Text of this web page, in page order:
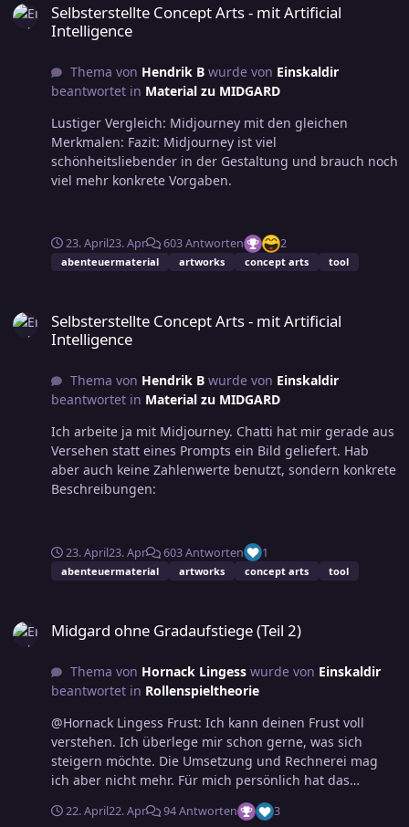
Selbsterstellte Concept Arts - mit Artificial
Intelligence
Thema von Hendrik Bwurde von Einskaldir
beantwortet in Material zu MIDGARD
Lustiger Vergleich: Midjourney mit den gleichen
Merkmalen: Fazit: Midjourney ist viel
schönheitsliebender in der Gestaltung und brauch noch
viel mehr konkrete Vorgaben.
23. April23. Apr 603 Antworten 2
abenteuermaterial artworks concept arts tool
Selbsterstellte Concept Arts - mit Artificial
Intelligence
Thema von Hendrik Bwurde von Einskaldir
beantwortet in Material zu MIDGARD
Ich arbeite ja mit Midjourney. Chatti hat mir gerade aus
Versehen statt eines Prompts ein Bild geliefert. Hab
aber auch keine Zahlenwerte benutzt, sondern konkrete
Beschreibungen:
23. April23. Apr 603 Antworten 1
abenteuermaterial artworks concept arts tool
Midgard ohne Gradaufstiege (Teil 2)
Thema von Hornack Lingesswurde von Einskaldir
beantwortet in Rollenspieltheorie
@Hornack Lingess Frust: Ich kann deinen Frust voll
verstehen. Ich überlege mir schon gerne, was sich
steigern möchte. Die Umsetzung und Rechnerei mag
ich aber nicht mehr. Für mich persönlich hat das
unterschiedliche Ursachen. Ich finde, dass es immer
komplizierter geworden ist und nicht einfacher. Früher,
22. April22. Apr 94 Antworten 3